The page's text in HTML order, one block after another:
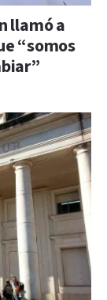
llamó a
“somos